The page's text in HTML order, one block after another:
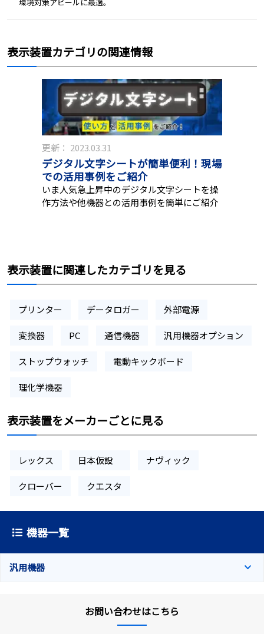
環境対策アピールに最適。
表示装置カテゴリの関連情報
更新： 2023.03.31
デジタル文字シートが簡単便利！現場
での活用事例をご紹介
いま人気急上昇中のデジタル文字シートを操
作方法や他機器との活用事例を簡単にご紹介
表示装置に関連したカテゴリを見る
プリンター データロガー 外部電源
変換器 PC 通信機器 汎用機器オプション
ストップウォッチ 電動キックボード
理化学機器
表示装置をメーカーごとに見る
レックス 日本仮設 ナヴィック
クローバー クエスタ
機器一覧
汎用機器
お問い合わせはこちら